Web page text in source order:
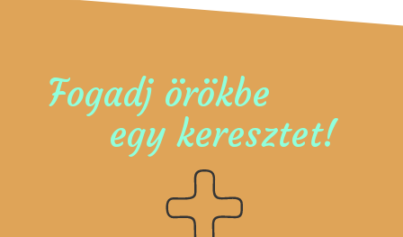
Fogadj örökbe
egy keresztet!